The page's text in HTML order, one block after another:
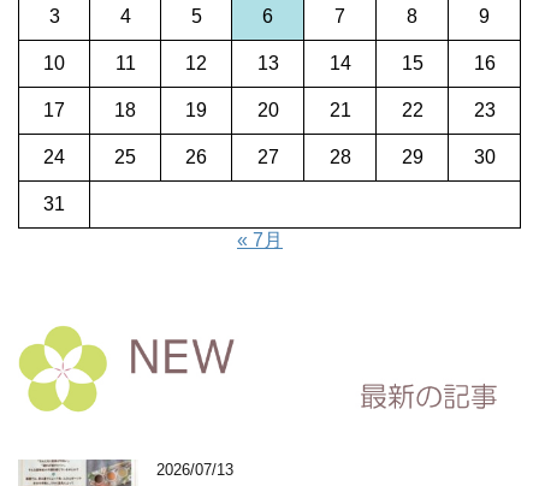
3 4 5 6 7 8 9
10 11 12 13 14 15 16
17 18 19 20 21 22 23
24 25 26 27 28 29 30
31
« 7月
2026/07/13